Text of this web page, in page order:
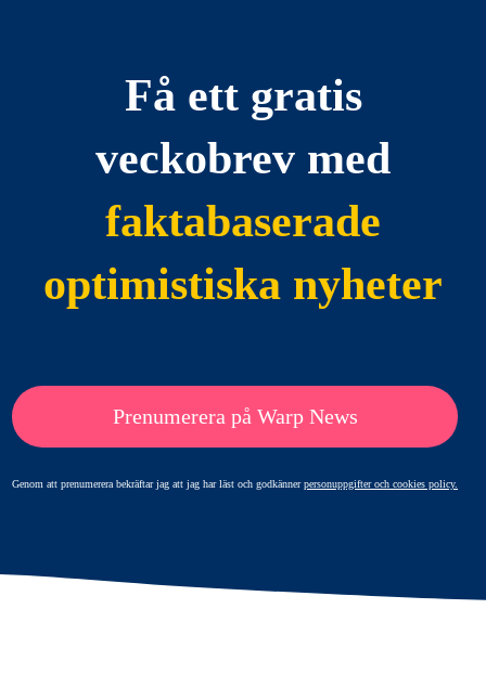
Få ett gratis
veckobrev med
faktabaserade
optimistiska nyheter
Prenumerera på Warp News
Genom att prenumerera bekräftar jag att jag har läst och godkännerpersonuppgifter och cookies policy.